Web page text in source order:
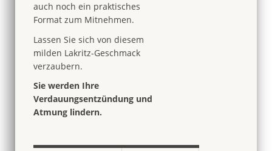
auch noch ein praktisches
Format zum Mitnehmen.
Lassen Sie sich von diesem
milden Lakritz-Geschmack
verzaubern.
Sie werden Ihre
Verdauungsentzündung und
Atmung lindern.